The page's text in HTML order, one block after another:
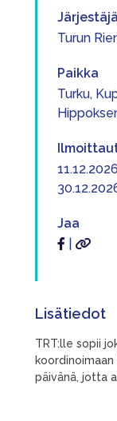
Järjestäjä
Turun
Paikka
Turku,
Jaa
Lisätiedot
TRT:lle sopii
koordinoimaan
päivänä, jotta